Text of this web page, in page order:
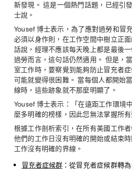
新發現。 這是一個熱門話題，已經引
士說。
Yousef 博士表示，為了應對過勞和冒
必須以身作則，在工作空間中樹立正
話說，經理不應該每天晚上都是最後
過勞而言，這句話仍然適用。 但是，
室工作時，要察覺到能夠防止冒充者
可能就變得很困難。 當每個人都開始
線時，這些跡象就不那麼明顯了。
Yousef 博士表示：「在遠距工作環境
麼多明確的榜樣，因此您無法掌握所有
根據工作剖析索引，在所有美國工作
他們的工作日沒有明確的開始或結束
工作沒有明確的界線。
冒充者症候群：從冒充者症候群轉